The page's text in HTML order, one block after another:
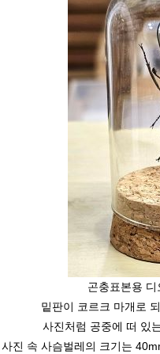
곤충표본용
밑판이 코르크 마개로
사진처럼 공중에 떠 있
사진 속 사슴벌레의 크기는